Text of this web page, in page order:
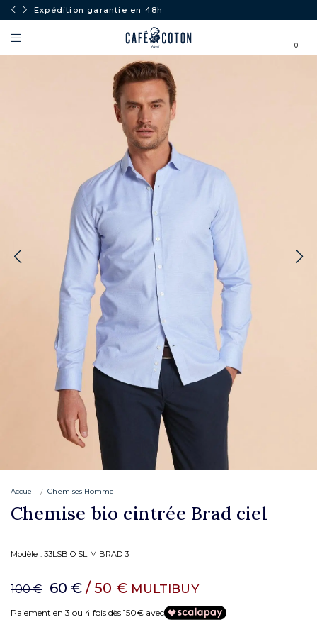
Expédition garantie en 48h
0
Accueil Chemises Homme
Chemise bio cintrée Brad ciel
Modèle : 33LSBIO SLIM BRAD 3
100 € 60 € / 50 € MULTIBUY
Paiement en 3 ou 4 fois dès 150€ avec